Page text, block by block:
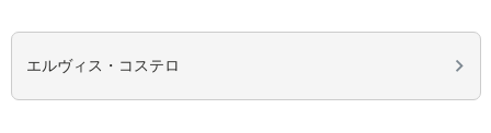
エルヴィス・コステロ